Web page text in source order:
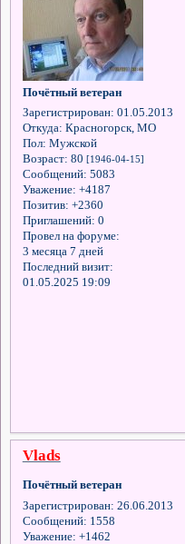
Почётный ветеран
Зарегистрирован: 01.05.2013
Откуда: Красногорск, МО
Пол: Мужской
Возраст: 80 [1946-04-15]
Сообщений: 5083
Уважение: +4187
Позитив: +2360
Приглашений: 0
Провел на форуме:
3 месяца 7 дней
Последний визит:
01.05.2025 19:09
Vlads
Почётный ветеран
Зарегистрирован: 26.06.2013
Сообщений: 1558
Уважение: +1462